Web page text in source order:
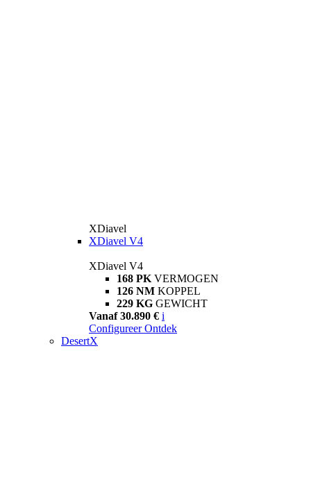
XDiavel
XDiavel V4
XDiavel V4
168 PK VERMOGEN
126 NM KOPPEL
229 KG GEWICHT
Vanaf 30.890 € i
Configureer Ontdek
DesertX